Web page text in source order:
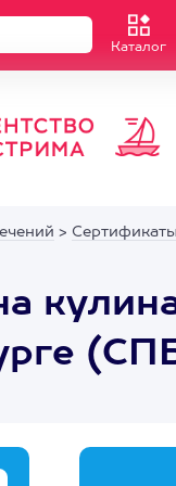
Каталог
>